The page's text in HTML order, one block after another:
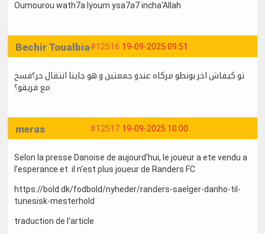
Oumourou wath7a lyoum ysa7a7 incha'Allah
#12516 19-09-2025 09:51
Bechir Toualbia
تو كيفاش اخر بونطو مركاه عندو جمعتين و هو جاينا انتقال حر؟فسخ
مع فريقو؟
#12517 19-09-2025 10:00
meras
Selon la presse Danoise de aujourd’hui, le joueur a ete vendu a
l’esperance et il n’est plus joueur de Randers FC
https://bold.dk/fodbold/nyheder/randers-saelger-danho-til-
tunesisk-mesterhold
traduction de l'article